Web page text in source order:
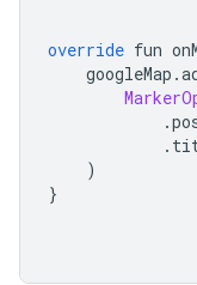
override fun
googleMap .
.
.
)
}